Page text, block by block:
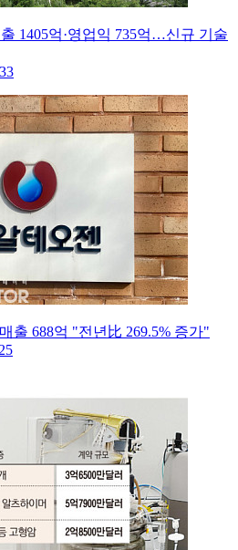
1405억·영업익 735억…신규 기술
출 688억 "전년比 269.5% 증가"